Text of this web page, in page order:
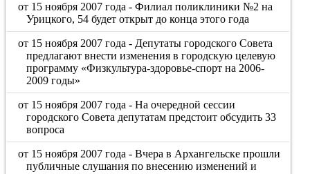
от 15 ноября 2007 года - Филиал поликлиники №2 на
Урицкого, 54 будет открыт до конца этого года
от 15 ноября 2007 года - Депутаты городского Совета
предлагают внести изменения в городскую целевую
программу «Физкультура-здоровье-спорт на 2006-
2009 годы»
от 15 ноября 2007 года - На очередной сессии
городского Совета депутатам предстоит обсудить 33
вопроса
от 15 ноября 2007 года - Вчера в Архангельске прошли
публичные слушания по внесению изменений и